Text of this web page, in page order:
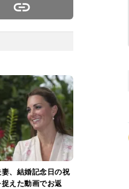
、結婚記念日の祝
えた動画でお返